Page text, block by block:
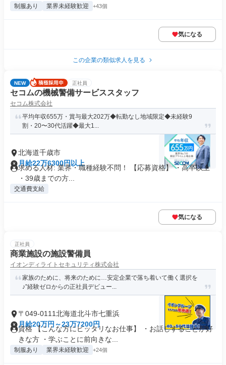
制服あり 業界未経験歓迎 +43個
気になる
この企業の類似求人を見る
NEW 正社員
セコムの機械警備サービススタッフ
セコム株式会社
平均年収655万・賞与最大202万◆転勤なし地域限定◆未経験9
割・20〜30代活躍◆最大1...
北海道千歳市
月給22万6300円以上
求める人材: 業界・職種経験不問！ 【応募資格】 ・高卒以上
・39歳までの方...
交通費支給
気になる
正社員
商業施設の施設警備員
イオンディライトセキュリティ株式会社
家族のために、将来のために…安定企業で落ち着いて働く選択を
♪”経験ゼロからの正社員デビュー...
〒049-0111北海道北斗市七重浜
月給20万円～23万7200円
資格 【こんな方にピッタリなお仕事】 ・お話しすることが好
きな方 ・学ぶことに前向きな...
制服あり 業界未経験歓迎 +24個